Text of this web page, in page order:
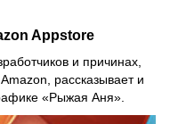
Appstore
и причинах,
рассказывает и
«Рыжая Аня».